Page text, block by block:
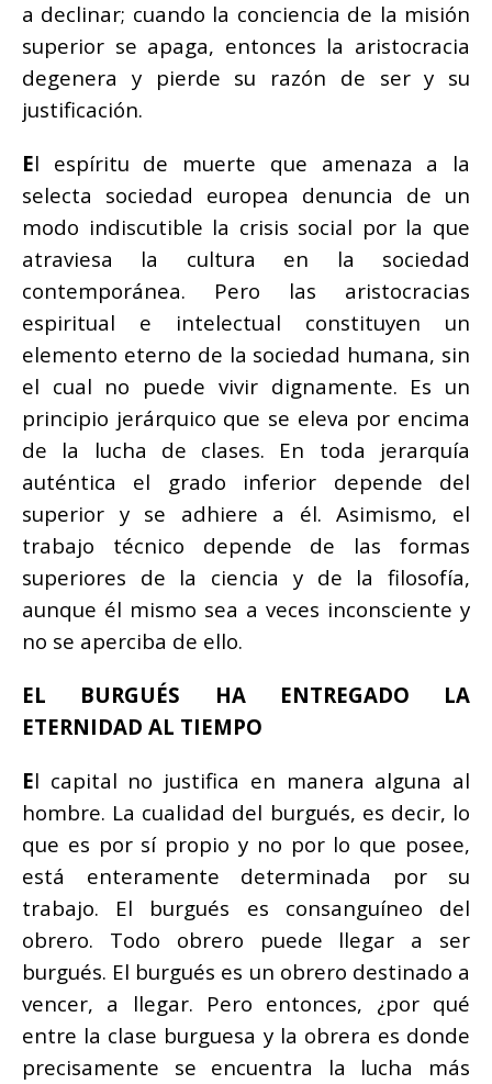
a declinar; cuando la conciencia de la misión
superior se apaga, entonces la aristocracia
degenera y pierde su razón de ser y su
justificación.
El espíritu de muerte que amenaza a la
selecta sociedad europea denuncia de un
modo indiscutible la crisis social por la que
atraviesa la cultura en la sociedad
contemporánea. Pero las aristocracias
espiritual e intelectual constituyen un
elemento eterno de la sociedad humana, sin
el cual no puede vivir dignamente. Es un
principio jerárquico que se eleva por encima
de la lucha de clases. En toda jerarquía
auténtica el grado inferior depende del
superior y se adhiere a él. Asimismo, el
trabajo técnico depende de las formas
superiores de la ciencia y de la filosofía,
aunque él mismo sea a veces inconsciente y
no se aperciba de ello.
EL BURGUÉS HA ENTREGADO LA
ETERNIDAD AL TIEMPO
El capital no justifica en manera alguna al
hombre. La cualidad del burgués, es decir, lo
que es por sí propio y no por lo que posee,
está enteramente determinada por su
trabajo. El burgués es consanguíneo del
obrero. Todo obrero puede llegar a ser
burgués. El burgués es un obrero destinado a
vencer, a llegar. Pero entonces, ¿por qué
entre la clase burguesa y la obrera es donde
precisamente se encuentra la lucha más